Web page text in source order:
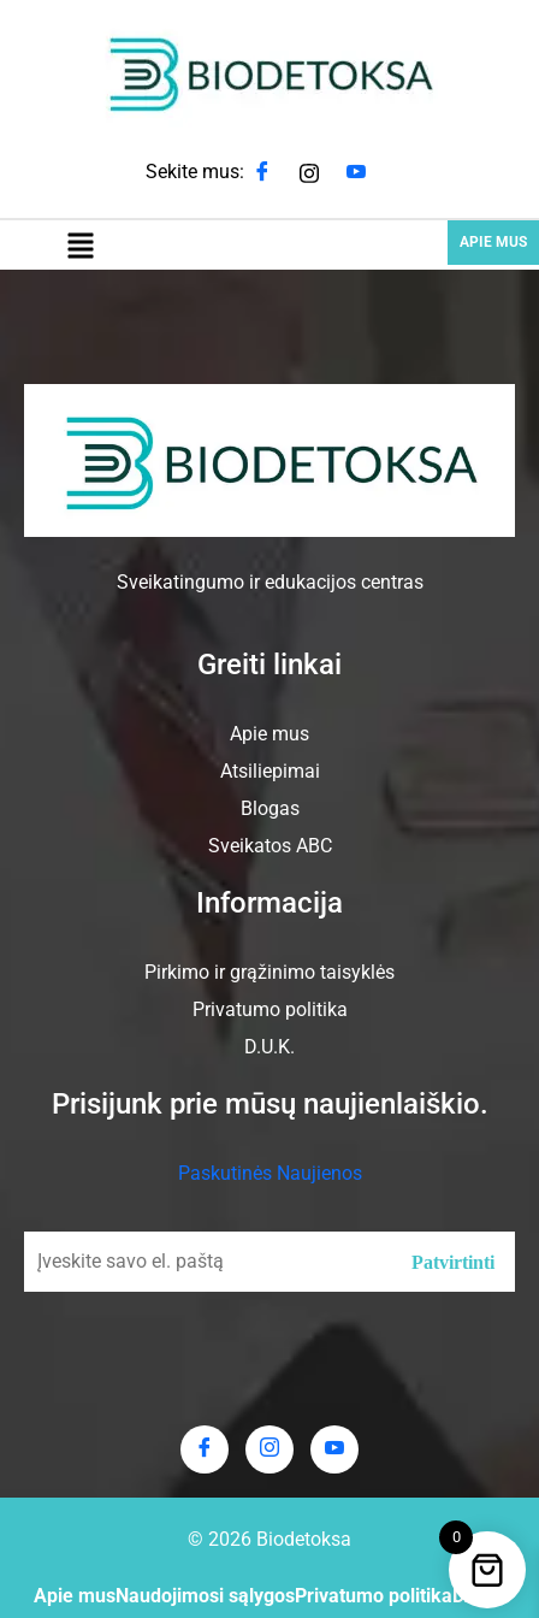
Sekite mus:
APIE MUS
Sveikatingumo ir edukacijos centras
Greiti linkai
Apie mus
Atsiliepimai
Blogas
Sveikatos ABC
Informacija
Pirkimo ir grąžinimo taisyklės
Privatumo politika
D.U.K.
Prisijunk prie mūsų naujienlaiškio.
Paskutinės Naujienos
© 2026 Biodetoksa
Apie musNaudojimosi sąlygosPrivatumo politika D.U.K.
0